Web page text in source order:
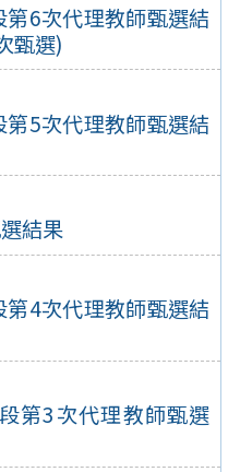
6次代理教師甄選結
甄選)
5次代理教師甄選結
結果
4次代理教師甄選結
第3次代理教師甄選